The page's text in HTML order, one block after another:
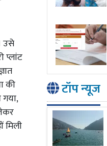
उसे
प्लांट
की
मिली
टॉप न्यूज